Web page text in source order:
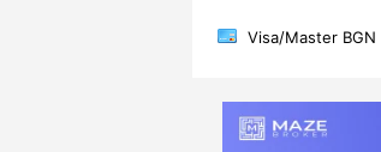
Visa/Master BGN